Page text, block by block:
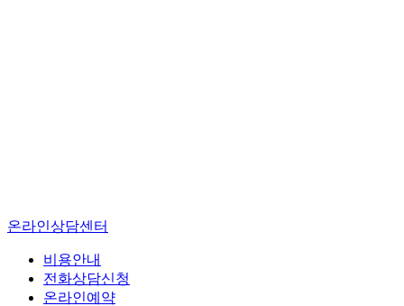
온라인상담센터
비용안내
전화상담신청
온라인예약